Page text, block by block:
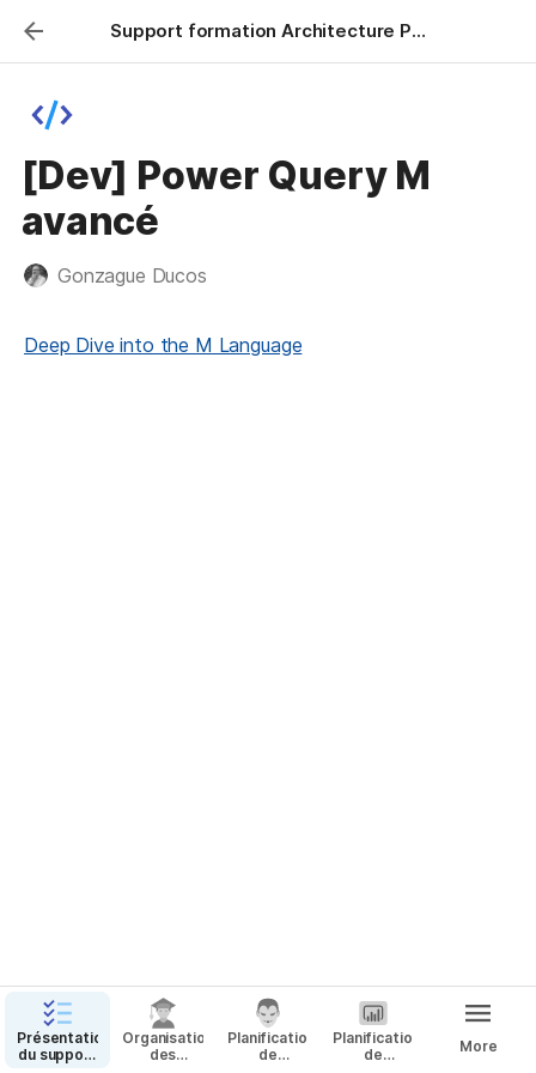
Support formation Architecture Power BI
[Dev] Power Query M
avancé
Gonzague Ducos
Deep Dive into the M Language
Présentation
du support
Organisation
des
Planification
de
Planification
de
More